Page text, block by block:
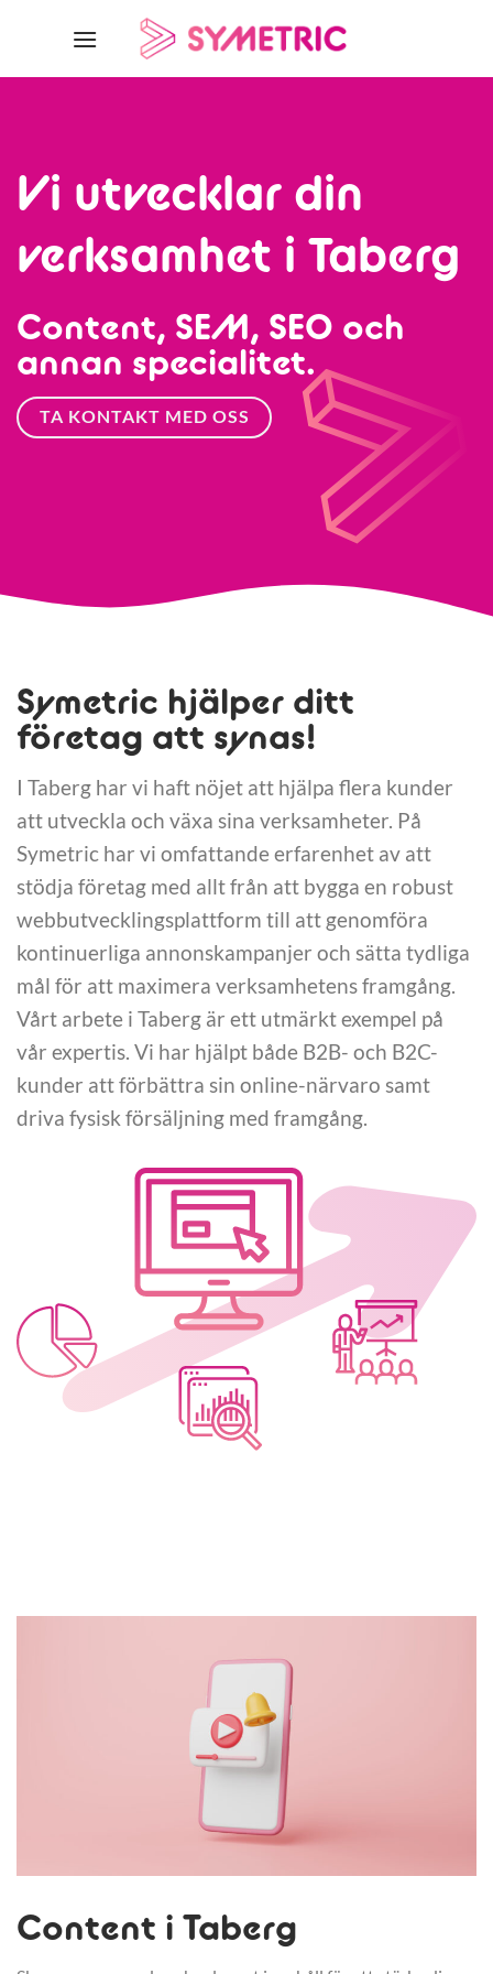
Vi utvecklar din
verksamhet i Taberg
Content, SEM, SEO och
annan specialitet.
TA KONTAKT MED OSS
Symetric hjälper ditt
företag att synas!
I Taberg har vi haft nöjet att hjälpa flera kunder
att utveckla och växa sina verksamheter. På
Symetric har vi omfattande erfarenhet av att
stödja företag med allt från att bygga en robust
webbutvecklingsplattform till att genomföra
kontinuerliga annonskampanjer och sätta tydliga
mål för att maximera verksamhetens framgång.
Vårt arbete i Taberg är ett utmärkt exempel på
vår expertis. Vi har hjälpt både B2B- och B2C-
kunder att förbättra sin online-närvaro samt
driva fysisk försäljning med framgång.
Content i Taberg